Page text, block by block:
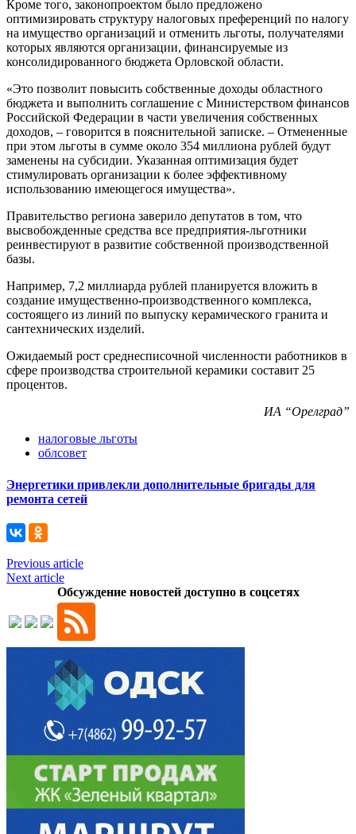
Кроме того, законопроектом было предложено
оптимизировать структуру налоговых преференций по налогу
на имущество организаций и отменить льготы, получателями
которых являются организации, финансируемые из
консолидированного бюджета Орловской области.
«Это позволит повысить собственные доходы областного
бюджета и выполнить соглашение с Министерством финансов
Российской Федерации в части увеличения собственных
доходов, – говорится в пояснительной записке. – Отмененные
при этом льготы в сумме около 354 миллиона рублей будут
заменены на субсидии. Указанная оптимизация будет
стимулировать организации к более эффективному
использованию имеющегося имущества».
Правительство региона заверило депутатов в том, что
высвобожденные средства все предприятия-льготники
реинвестируют в развитие собственной производственной
базы.
Например, 7,2 миллиарда рублей планируется вложить в
создание имущественно-производственного комплекса,
состоящего из линий по выпуску керамического гранита и
сантехнических изделий.
Ожидаемый рост среднесписочной численности работников в
сфере производства строительной керамики составит 25
процентов.
ИА “Орелград”
налоговые льготы
облсовет
Энергетики привлекли дополнительные бригады для
ремонта сетей
Previous article
Next article
Обсуждение новостей доступно в соцсетях